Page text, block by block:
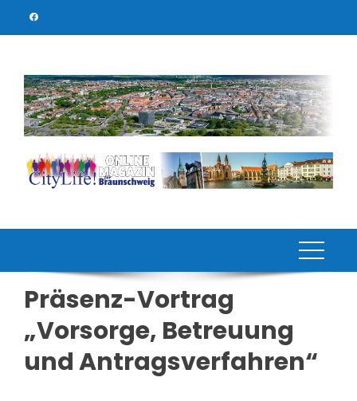
Präsenz-Vortrag
„Vorsorge, Betreuung
und Antragsverfahren“